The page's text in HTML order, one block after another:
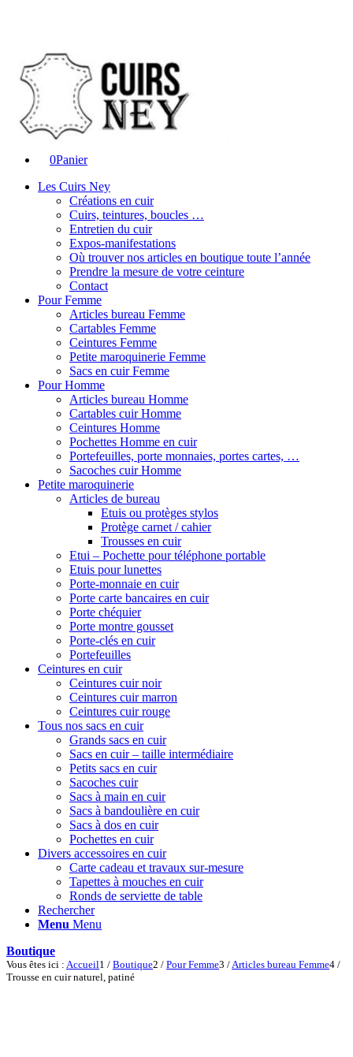
0Panier
Les Cuirs Ney
Créations en cuir
Cuirs, teintures, boucles …
Entretien du cuir
Expos-manifestations
Où trouver nos articles en boutique toute l’année
Prendre la mesure de votre ceinture
Contact
Pour Femme
Articles bureau Femme
Cartables Femme
Ceintures Femme
Petite maroquinerie Femme
Sacs en cuir Femme
Pour Homme
Articles bureau Homme
Cartables cuir Homme
Ceintures Homme
Pochettes Homme en cuir
Portefeuilles, porte monnaies, portes cartes, …
Sacoches cuir Homme
Petite maroquinerie
Articles de bureau
Etuis ou protèges stylos
Protège carnet / cahier
Trousses en cuir
Etui – Pochette pour téléphone portable
Etuis pour lunettes
Porte-monnaie en cuir
Porte carte bancaires en cuir
Porte chéquier
Porte montre gousset
Porte-clés en cuir
Portefeuilles
Ceintures en cuir
Ceintures cuir noir
Ceintures cuir marron
Ceintures cuir rouge
Tous nos sacs en cuir
Grands sacs en cuir
Sacs en cuir – taille intermédiaire
Petits sacs en cuir
Sacoches cuir
Sacs à main en cuir
Sacs à bandoulière en cuir
Sacs à dos en cuir
Pochettes en cuir
Divers accessoires en cuir
Carte cadeau et travaux sur-mesure
Tapettes à mouches en cuir
Ronds de serviette de table
Rechercher
Menu Menu
Boutique
Vous êtes ici : Accueil1 / Boutique2 / Pour Femme3 /Articles bureau Femme4 /
Trousse en cuir naturel, patiné